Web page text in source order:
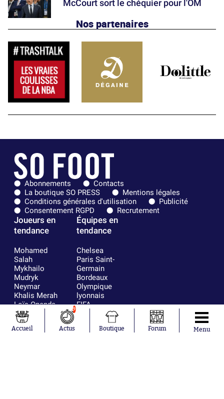
McCourt sort le chéquier pour l'OM
Nos partenaires
Abonnements
Contacts
La boutique SO PRESS
Mentions légales
Conditions générales d'utilisation
Publicité
Consentement RGPD
Recrutement
Joueurs en
tendance
Mohamed
Salah
Mykhailo
Mudryk
Neymar
Khalis Merah
Loïs Openda
Moussa
Niakhaté
Nicolás
Équipes en
tendance
Chelsea
Paris Saint-
Germain
Bordeaux
Olympique
lyonnais
FIFA
Real Madrid
RC Strasbourg
AC Milan
Accueil
9
Actus Boutique Forum Menu